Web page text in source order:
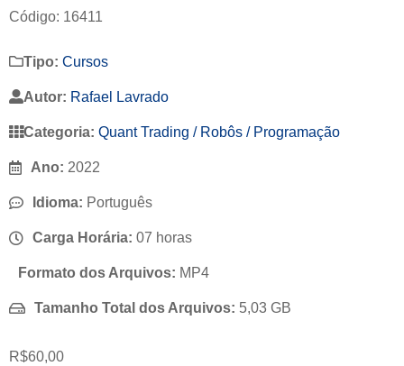
Código: 16411
Tipo: Cursos
Autor: Rafael Lavrado
Categoria: Quant Trading / Robôs / Programação
Ano: 2022
Idioma: Português
Carga Horária: 07 horas
Formato dos Arquivos: MP4
Tamanho Total dos Arquivos: 5,03 GB
R$60,00